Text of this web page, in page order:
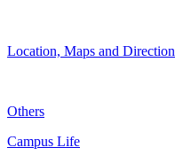
Location, Maps and Direction
Others
Campus Life